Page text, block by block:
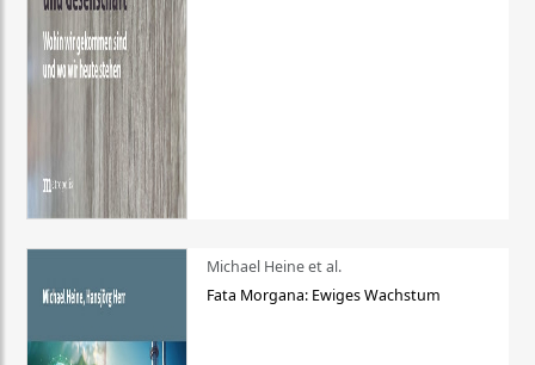
Michael Heine et al.
Fata Morgana: Ewiges Wachstum